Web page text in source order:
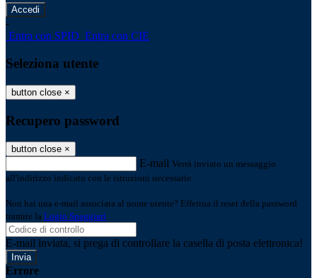
-
Entra con SPID Entra con CIE
Seleziona utente
button close ×
Recupero password
button close ×
E-mail Verrà inviato un messaggio
all'indirizzo indicato con le istruzioni necessarie.
Non hai una e-mail associata al nome utente? Effettua il reset della password
tramite la Login Spaggiari
E-mail inviata, si prega di controllare la casella di posta elettronica!
Errore